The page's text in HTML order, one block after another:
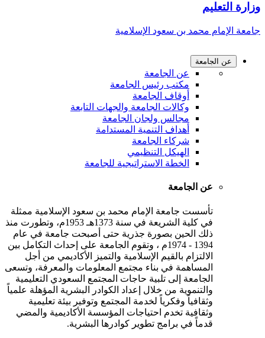
وزارة التعليم
جامعة الإمام محمد بن سعود الإسلامية
عن الجامعة
عن الجامعة
مكتب رئيس الجامعة
أوقاف الجامعة
وكالات الجامعة والجهات التابعة
مجالس ولجان الجامعة
أهداف التنمية المستدامة
شركاء الجامعة
الهيكل التنظيمي
الخطة الاستراتيجية للجامعة
عن الجامعة
تأسست جامعة الإمام محمد بن سعود الإسلامية ممثلة
في كلية الشريعة في سنة 1373هـ 1953م، وتطورت منذ
ذلك الحين بصورة جذرية حتى أصبحت جامعة في عام
1394 - 1974م ، وتقوم الجامعة على إحداث التكامل بين
الالتزام بالقيم الإسلامية والتميز الأكاديمي من أجل
المساهمة في بناء مجتمع المعلومات والمعرفة، وتسعى
الجامعة إلى تلبية حاجات المجتمع السعودي التعليمية
والتنموية من خلال إعداد الكوادر البشرية المؤهلة علمياً
وثقافياً وفكرياً لخدمة المجتمع وتوفير بيئة تعليمية
وثقافية تخدم احتياجات المؤسسة الأكاديمية والمضي
قدماً في برامج تطوير كوادرها البشرية.